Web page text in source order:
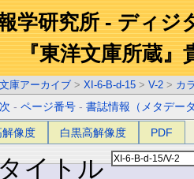
学研究所 - ディジ
『東洋文庫所蔵』
庫アーカイブ > XI-6-B-d-15 > V-2 > カ
-ページ番号 -書誌情報（メタデー
像度 白黒高解像度 PDF
イトル